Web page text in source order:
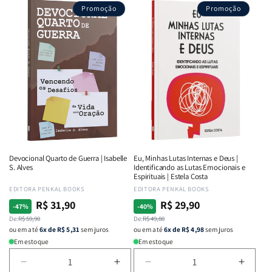
Promoção
Devocional Quarto de Guerra | Isabelle
S. Alves
Fornecedor:
EDITORA PENKAL BOOKS
-47%
Preço
normal
De:R$ 59,90
Preço
promocional
R$ 31,90
ou em até6x de R$ 5,31 sem juros
Em estoque
Aumentar
Promoção
Eu, Minhas Lutas Internas e Deus |
Identificando as Lutas Emocionais e
Espirituais | Estela Costa
Fornecedor:
EDITORA PENKAL BOOKS
-40%
Preço
normal
De:R$ 49,80
Preço
promocional
R$ 29,90
ou em até6x de R$ 4,98sem juros
Em estoque